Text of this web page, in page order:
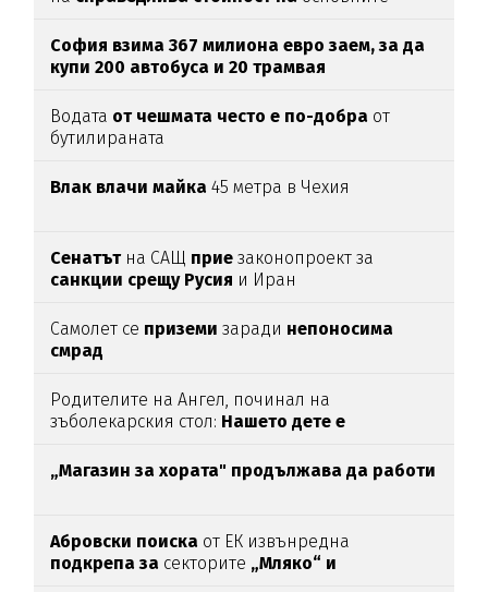
София взима 367 милиона евро заем, за да
купи 200 автобуса и 20 трамвая
Водата от чешмата често е по-добра от
бутилираната
Влак влачи майка 45 метра в Чехия
Сенатътна САЩ прие законопроект за
санкции срещу Русия и Иран
Самолет се приземи заради непоносима
смрад
Родителите на Ангел, починал на
зъболекарския стол: Нашето дете е
антидотътнаупойката
„Магазин за хората" продължава да работи
Абровски поиска от ЕК извънредна
подкрепа за секторите „Мляко“ и